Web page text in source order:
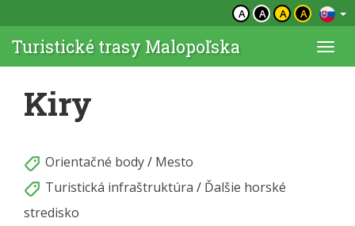
A A A A
Turistické trasy Malopoľska
Kiry
Orientačné body/ Mesto
Turistická infraštruktúra / Ďalšie horské
stredisko